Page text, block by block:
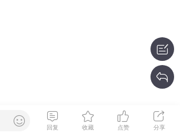
回复 收藏 点赞 分享